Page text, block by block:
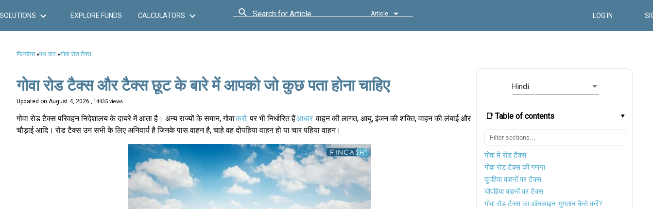
SOLUTIONS EXPLORE FUNDS CALCULATORS Search for Article Article LOG IN
फिनकैश»पथ कर»गोवा रोड टैक्स
Hindi
📑 Table of contents
गोवा में रोड टैक्स
गोवा रोड टैक्स की गणना
दुपहिया वाहनों पर टैक्स
चौपहिया वाहनों पर टैक्स
गोवा रोड टैक्स का ऑनलाइन भुगतान कैसे करें?
गोवा रोड टैक्स और टैक्स छूट के बारे में आपको जो कुछ पता होना चाहिए
Updated on August 4, 2026 , 14435 views
गोवा रोड टैक्स परिवहन निदेशालय के दायरे में आता है। अन्य राज्यों के समान, गोवाकरों पर भी निर्धारित हैंआधार वाहन की लागत, आयु, इंजन की शक्ति, वाहन की लंबाई और
चौड़ाई आदि। रोड टैक्स उन सभी के लिए अनिवार्य है जिनके पास वाहन है, चाहे वह दोपहिया वाहन हो या चार पहिया वाहन।